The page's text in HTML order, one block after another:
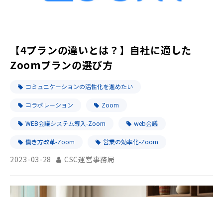
【4プランの違いとは？】自社に適した
Zoomプランの選び方
コミュニケーションの活性化を進めたい
コラボレーション Zoom
WEB会議システム導入-Zoom web会議
働き方改革-Zoom 営業の効率化-Zoom
2023-03-28 CSC運営事務局